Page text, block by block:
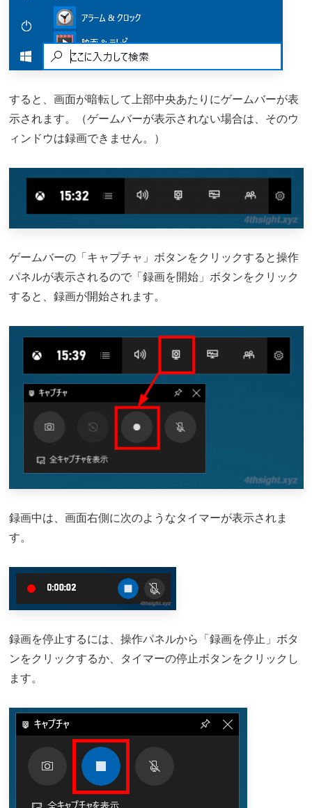
すると、画面が暗転して上部中央あたりにゲームバーが表
示されます。（ゲームバーが表示されない場合は、そのウ
ィンドウは録画できません。）
ゲームバーの「キャプチャ」ボタンをクリックすると操作
パネルが表示されるので「録画を開始」ボタンをクリック
すると、録画が開始されます。
録画中は、画面右側に次のようなタイマーが表示されま
す。
録画を停止するには、操作パネルから「録画を停止」ボタ
ンをクリックするか、タイマーの停止ボタンをクリックし
ます。